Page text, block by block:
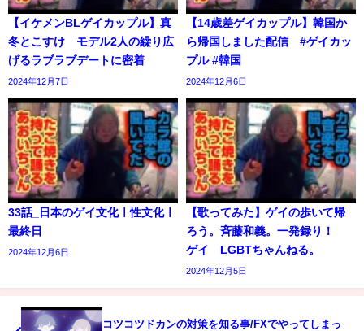
【イケメンBLゲイカップル】真
冬とこすけ モデル2人の繰り広
げるラブラブデートに密着
2024年12月7日
【14歳差ゲイカップル】韓国か
ら帰国しました配信 #ゲイカッ
プル #韓国
2024年12月6日
33話_日本のゲイ文化ㅣ性文化ㅣ
最終日
2024年12月6日
【歌ってみた】ゲイの歩いて帰
ろう。斉藤和義。一発録り！
ゲイ LGBTちゃんねる。
2024年12月5日
コツコツドカンの対策を知る事/FXでやってしまっ